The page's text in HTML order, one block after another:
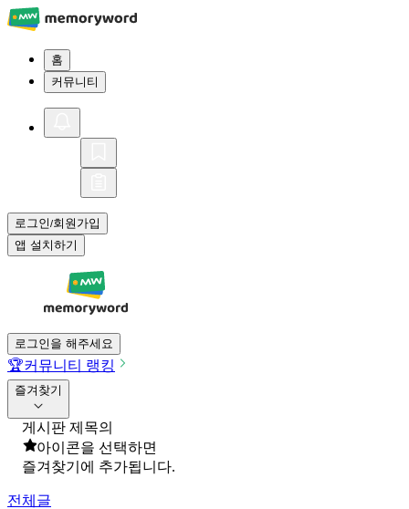
홈
커뮤니티
로그인/회원가입
앱 설치하기
로그인을 해주세요
🏆커뮤니티 랭킹
즐겨찾기
게시판 제목의
아이콘을 선택하면
즐겨찾기에 추가됩니다.
전체글